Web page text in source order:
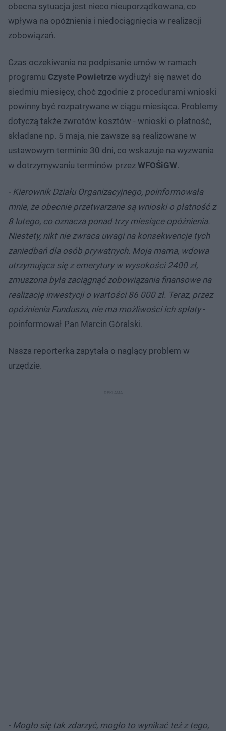
obecna sytuacja jest nieco nieuporządkowana, co
wpływa na opóźnienia i niedociągnięcia w realizacji
zobowiązań.
Czas oczekiwania na podpisanie umów w ramach
programu Czyste Powietrze wydłużył się nawet do
siedmiu miesięcy, choć zgodnie z procedurami wnioski
powinny być rozpatrywane w ciągu miesiąca. Problemy
dotyczą także zwrotów kosztów - wnioski o płatność,
składane np. 5 maja, nie zawsze są realizowane w
ustawowym terminie 30 dni, co wskazuje na wyzwania
w dotrzymywaniu terminów przez WFOŚiGW.
- Kierownik Działu Organizacyjnego, poinformowała
mnie, że obecnie przetwarzane są wnioski o płatność z
8 lutego, co oznacza ponad trzy miesiące opóźnienia.
Niestety, nikt nie zwraca uwagi na konsekwencje tych
zaniedbań dla osób prywatnych. Moja mama, wdowa
utrzymująca się z emerytury w wysokości 2400 zł,
zmuszona była zaciągnąć zobowiązania finansowe na
realizację inwestycji o wartości 86 000 zł. Teraz, przez
opóźnienia Funduszu, nie ma możliwości ich spłaty-
poinformował Pan Marcin Góralski.
Nasza reporterka zapytała o naglący problem w
urzędzie.
- Mogło się tak zdarzyć, mogło to wynikać też z tego,